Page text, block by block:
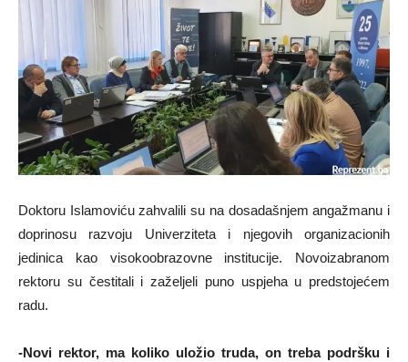
Doktoru Islamoviću zahvalili su na dosadašnjem angažmanu i
doprinosu razvoju Univerziteta i njegovih organizacionih
jedinica kao visokoobrazovne institucije. Novoizabranom
rektoru su čestitali i zaželjeli puno uspjeha u predstojećem
radu.
-Novi rektor, ma koliko uložio truda, on treba podršku i